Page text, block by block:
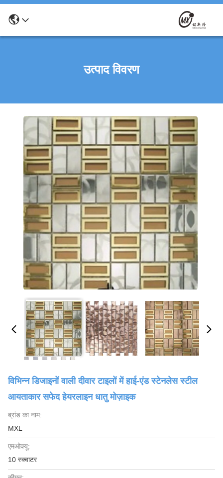
उत्पाद विवरण
विभिन्न डिजाइनों वाली दीवार टाइलों में हाई-एंड स्टेनलेस स्टील
आयताकार सफेद हेयरलाइन धातु मोज़ाइक
ब्रांड का नाम:
MXL
एमओक्यू:
10 स्क्वाटर